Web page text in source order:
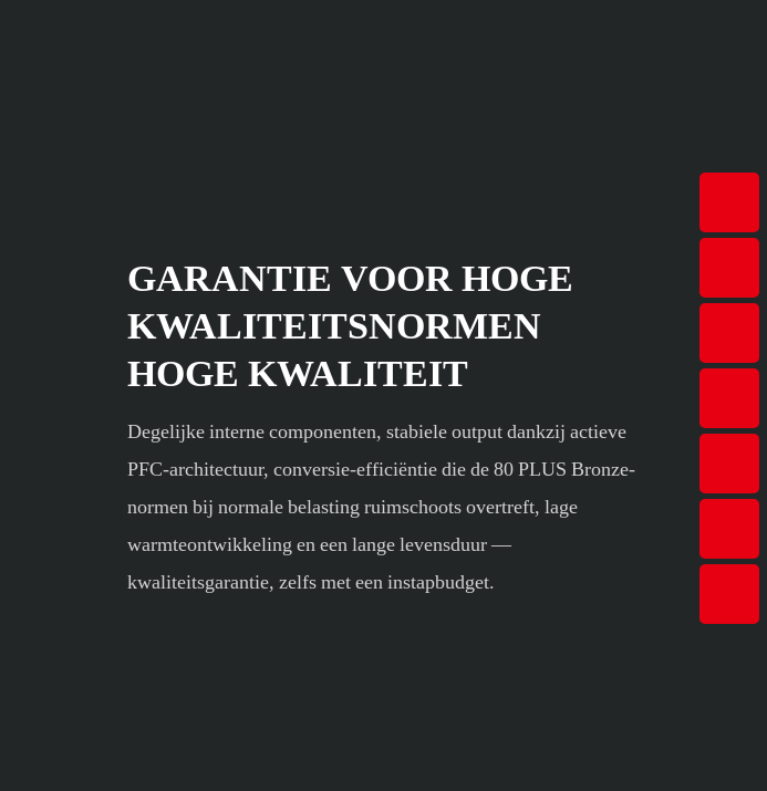
GARANTIE VOOR HOGE
KWALITEITSNORMEN
HOGE KWALITEIT
Degelijke interne componenten, stabiele output dankzij actieve
PFC-architectuur, conversie-efficiëntie die de 80 PLUS Bronze-
normen bij normale belasting ruimschoots overtreft, lage
warmteontwikkeling en een lange levensduur —
kwaliteitsgarantie, zelfs met een instapbudget.